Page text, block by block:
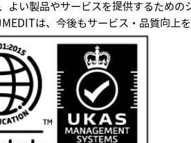
よい製品やサービスを提供するための
は、今後もサービス・品質向上を